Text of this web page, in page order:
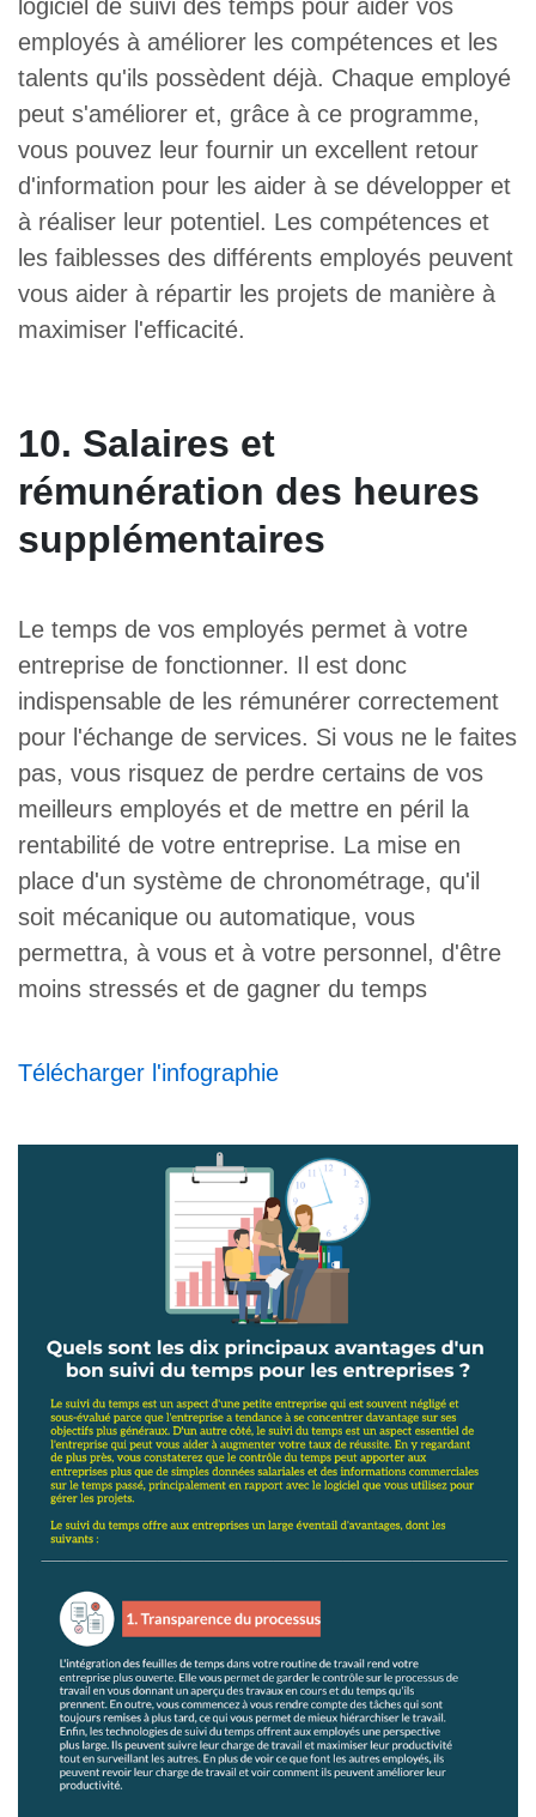
logiciel de suivi des temps pour aider vos
employés à améliorer les compétences et les
talents qu'ils possèdent déjà. Chaque employé
peut s'améliorer et, grâce à ce programme,
vous pouvez leur fournir un excellent retour
d'information pour les aider à se développer et
à réaliser leur potentiel. Les compétences et
les faiblesses des différents employés peuvent
vous aider à répartir les projets de manière à
maximiser l'efficacité.
10. Salaires et
rémunération des heures
supplémentaires
Le temps de vos employés permet à votre
entreprise de fonctionner. Il est donc
indispensable de les rémunérer correctement
pour l'échange de services. Si vous ne le faites
pas, vous risquez de perdre certains de vos
meilleurs employés et de mettre en péril la
rentabilité de votre entreprise. La mise en
place d'un système de chronométrage, qu'il
soit mécanique ou automatique, vous
permettra, à vous et à votre personnel, d'être
moins stressés et de gagner du temps
Télécharger l'infographie